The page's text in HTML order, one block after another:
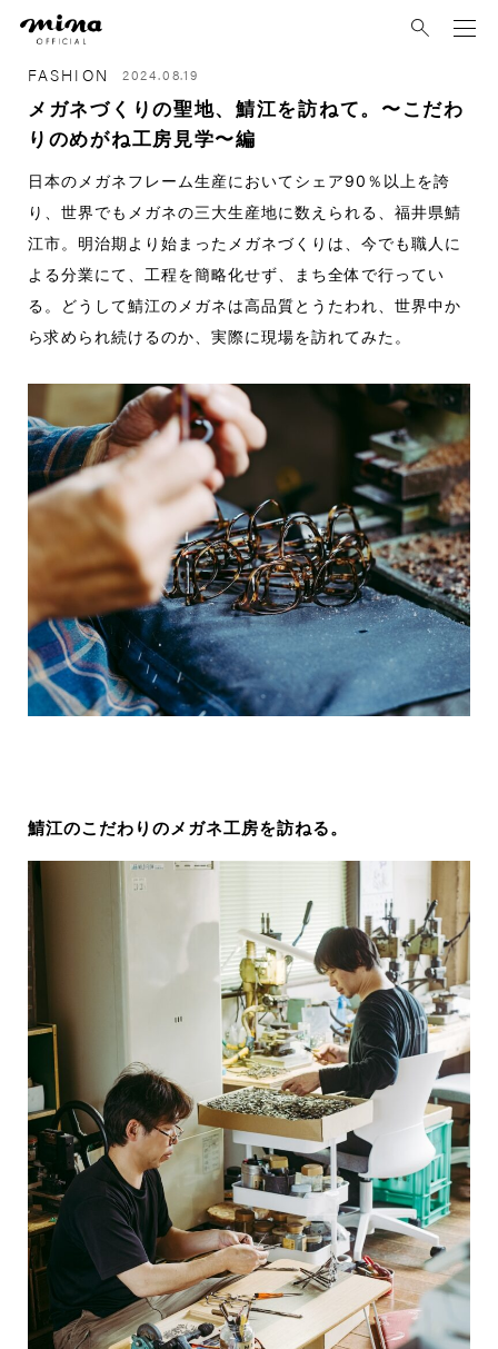
FASHION 2024.08.19
メガネづくりの聖地、鯖江を訪ねて。〜こだわ
りのめがね工房見学〜編
日本のメガネフレーム生産においてシェア90％以上を誇
り、世界でもメガネの三大生産地に数えられる、福井県鯖
江市。明治期 より始まったメガネづくりは、今でも職人に
よる分業にて、工程を簡略化せず、まち全体で行ってい
る。どうして鯖江のメガネは高品質とうたわれ、世界中か
ら求められ続けるのか、実際に現場を訪れてみた。
鯖江のこだわりのメガネ工房を訪ねる。